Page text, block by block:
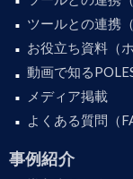
ツールとの連携
お役立ち資料（
動画で知る
メディア掲載
よくある質問（
事例紹介